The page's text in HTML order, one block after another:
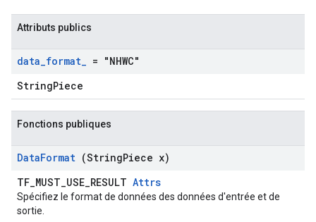
Attributs publics
data_format_ = "NHWC"
StringPiece
Fonctions publiques
DataFormat (StringPiece x)
TF_MUST_USE_RESULT Attrs
Spécifiez le format de données des données d'entrée et de
sortie.